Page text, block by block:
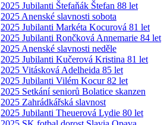
2025 Jubilanti Štefaňák Štefan 88 let
2025 Anenské slavnosti sobota
2025 Jubilanti Markéta Kocurová 81 let
2025 Jubilanti Rončková Annemarie 84 let
2025 Anenské slavnosti neděle
2025 Jubilanti Kučerová Kristina 81 let
2025 Vitásková Adelheida 85 let
2025 Jubilanti Vilém Kocur 82 let
2025 Setkání seniorů Bolatice skanzen
2025 Zahrádkářská slavnost
2025 Jubilanti Theuerová Lydie 80 let